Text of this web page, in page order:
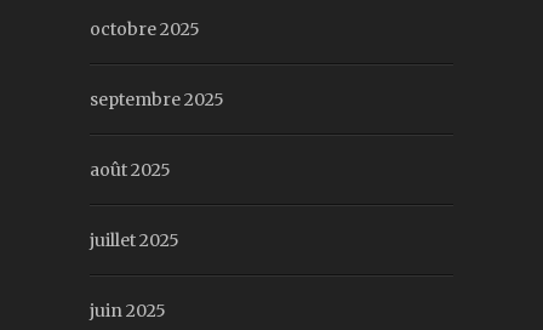
octobre 2025
septembre 2025
août 2025
juillet 2025
juin 2025